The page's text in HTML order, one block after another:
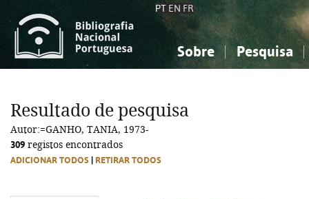
PT EN FR
Sobre Pesquisa
Ciências sociais...
Ciências sociais...
Resultado de pesquisa
Autor:=GANHO, TANIA, 1973-
309 registos encontrados
ADICIONAR TODOS RETIRAR TODOS